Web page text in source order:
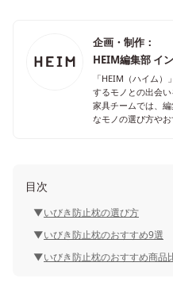
企画・制作：
HEIM編集部 イ
「HEIM（ハイム
するモノとの出会
家具チームでは、
なモノの選び方やお
目次
いびき防止枕の選び方
いびき防止枕のおすすめ9選
いびき防止枕のおすすめ商品